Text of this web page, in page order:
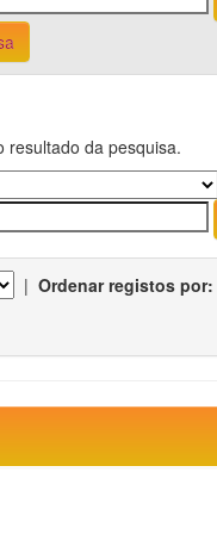
resultado da pesquisa.
| Ordenar registos por: